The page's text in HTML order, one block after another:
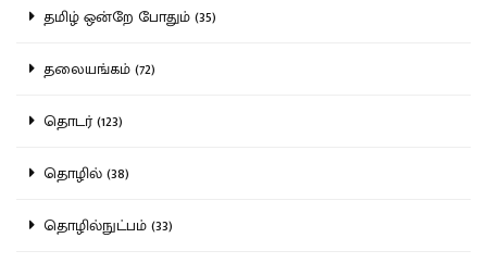
தமிழ் ஒன்றே போதும் (35)
தலையங்கம் (72)
தொடர் (123)
தொழில் (38)
தொழில்நுட்பம் (33)